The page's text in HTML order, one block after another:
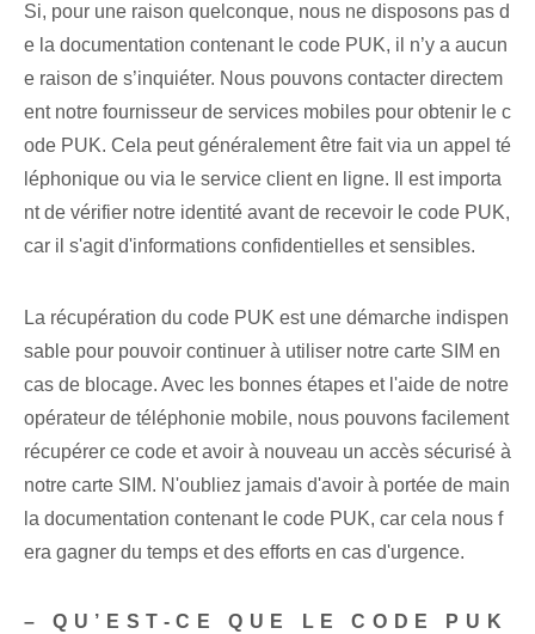
Si, pour une raison quelconque, nous ne disposons pas d
e la documentation contenant le code PUK, il n’y a aucun
e raison de s’inquiéter. Nous pouvons contacter directem
ent notre fournisseur de services mobiles pour obtenir le c
ode PUK. Cela peut généralement être fait via un appel té
léphonique ou via le service client en ligne. Il est importa
nt de vérifier notre identité avant de recevoir le code PUK,
car il s'agit d'informations confidentielles et sensibles.
La récupération du code PUK est une démarche indispen
sable pour pouvoir continuer à utiliser notre carte SIM en
cas de blocage. Avec les bonnes étapes et l'aide de notre
opérateur de téléphonie mobile, nous pouvons facilement
récupérer ce code et avoir à nouveau un accès sécurisé à
notre carte SIM. N'oubliez jamais d'avoir à portée de main
la documentation contenant le code PUK, car cela nous f
era gagner du temps et des efforts en cas d'urgence.
– QU’EST-CE QUE LE CODE PUK